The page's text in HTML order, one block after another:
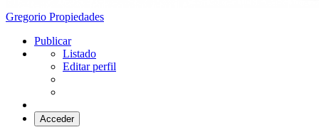
Gregorio Propiedades
Santa Clara del Mar
Publicar
Listado
Editar perfil
Acceder